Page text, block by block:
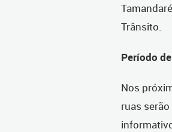
Trânsito.
Período
Nos
ruas